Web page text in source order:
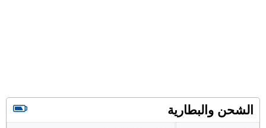
الشحن والبطارية